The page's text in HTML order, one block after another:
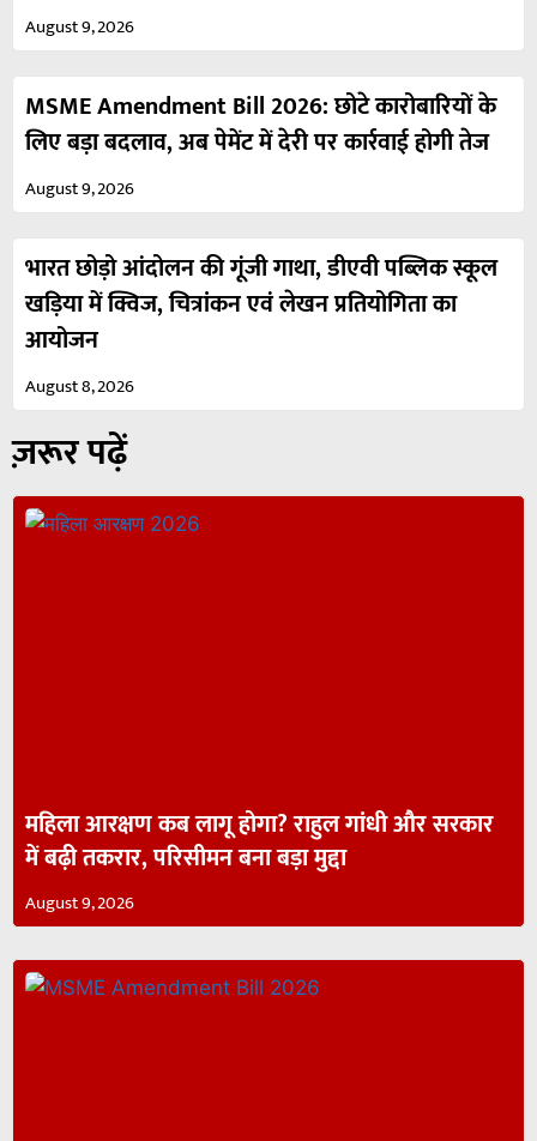
August 9, 2026
MSME Amendment Bill 2026: छोटे कारोबारियों के
लिए बड़ा बदलाव, अब पेमेंट में देरी पर कार्रवाई होगी तेज
August 9, 2026
भारत छोड़ो आंदोलन की गूंजी गाथा, डीएवी पब्लिक स्कूल
खड़िया में क्विज, चित्रांकन एवं लेखन प्रतियोगिता का
आयोजन
August 8, 2026
ज़रूर पढ़ें
महिला आरक्षण कब लागू होगा? राहुल गांधी और सरकार
में बढ़ी तकरार, परिसीमन बना बड़ा मुद्दा
August 9, 2026